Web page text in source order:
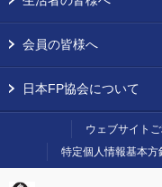
会員の皆様へ
日本FP協会について
ウェブサイト
特定個人情報基本方